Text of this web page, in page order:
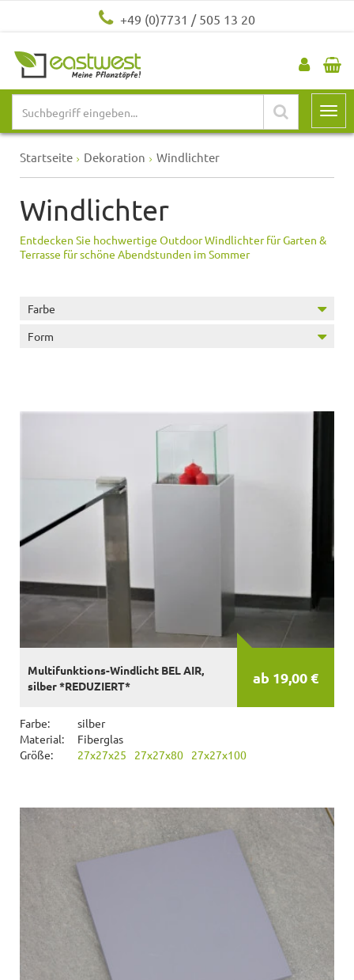
+49 (0)7731 / 505 13 20
Startseite Dekoration Windlichter
Windlichter
Entdecken Sie hochwertige Outdoor Windlichter für Garten &
Terrasse für schöne Abendstunden im Sommer
Farbe
Form
ab 19,00 €
Multifunktions-Windlicht BEL AIR,
silber *REDUZIERT*
Farbe:
silber
Material:
Fiberglas
Größe:
27x27x25 27x27x80 27x27x100